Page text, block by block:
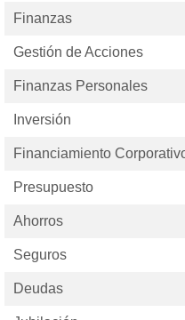
Finanzas
Gestión de Acciones
Finanzas Personales
Inversión
Financiamiento
Presupuesto
Ahorros
Seguros
Deudas